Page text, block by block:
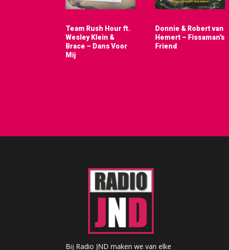
Team Rush Hour ft.
Wesley Klein &
Brace – Dans Voor
Mij
Donnie & Robert van
Hemert – Fissaman’s
Friend
Bij Radio JND maken we van elke